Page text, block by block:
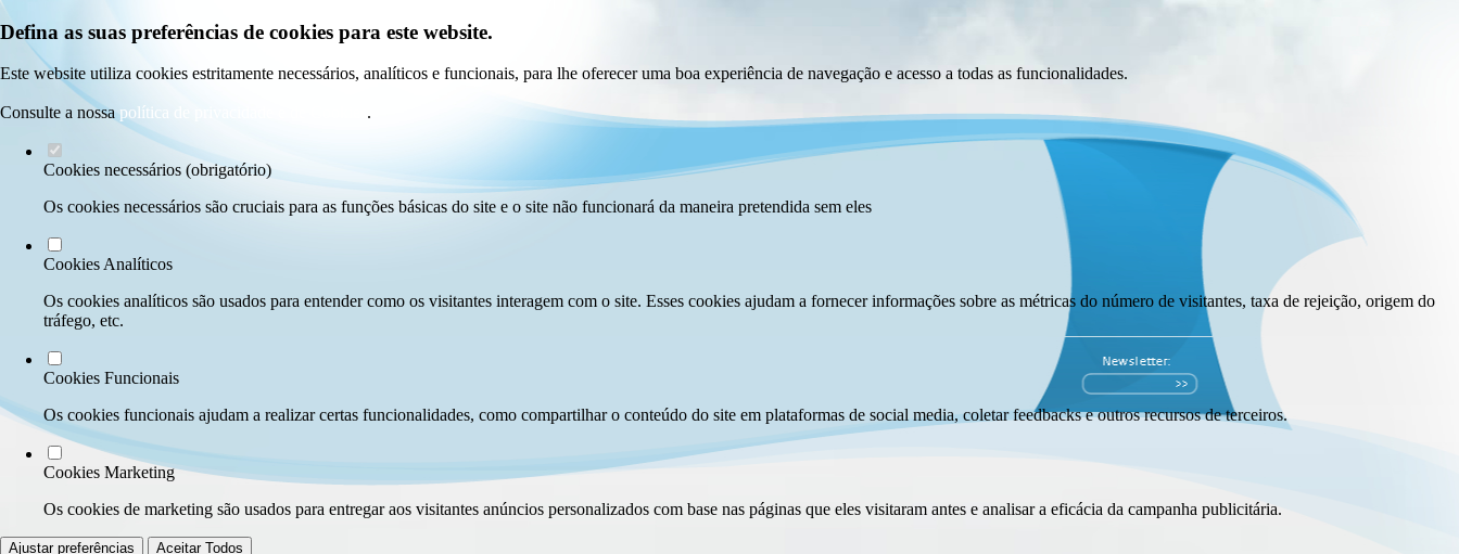
Defina as suas preferências de cookies para este website.
Este website utiliza cookies estritamente necessários, analíticos e funcionais, para lhe oferecer uma boa experiência de navegação e acesso a todas as funcionalidades.
Consulte a nossapolítica de privacidade e de Cookies .
Cookies necessários (obrigatório)
Os cookies necessários são cruciais para as funções básicas do site e o site não funcionará da maneira pretendida sem eles
Cookies Analíticos
Os cookies analíticos são usados para entender como os visitantes interagem com o site. Esses cookies ajudam a fornecer informações sobre as métricas do número de visitantes, taxa de rejeição, origem do
tráfego, etc.
Cookies Funcionais
Os cookies funcionais ajudam a realizar certas funcionalidades, como compartilhar o conteúdo do site em plataformas de social media, coletar feedbacks e outros recursos de terceiros.
Cookies Marketing
Os cookies de marketing são usados para entregar aos visitantes anúncios personalizados com base nas páginas que eles visitaram antes e analisar a eficácia da campanha publicitária.
Ajustar preferências Aceitar Todos